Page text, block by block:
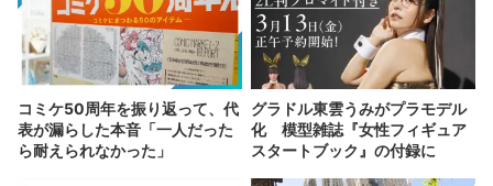
コミケ50周年を振り返って、代
表が漏らした本音「一人だった
ら耐えられなかった」
グラドル東雲うみがプラモデル
化 模型雑誌『女性フィギュア
スタートブック』の付録に